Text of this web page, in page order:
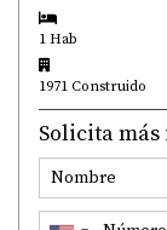
1 Hab
1971 Construido
Solicita